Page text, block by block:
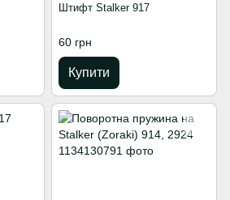
Штифт Stalker 917
60 грн
Купити